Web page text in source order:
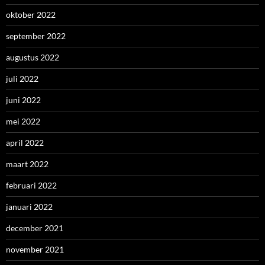
oktober 2022
september 2022
augustus 2022
juli 2022
juni 2022
mei 2022
april 2022
maart 2022
februari 2022
januari 2022
december 2021
november 2021